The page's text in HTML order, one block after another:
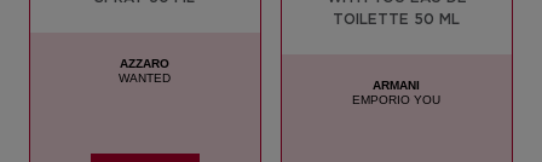
AZZARO
WANTED
ARMANI
EMPORIO YOU